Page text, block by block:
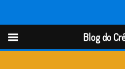
Blog do
Blog do